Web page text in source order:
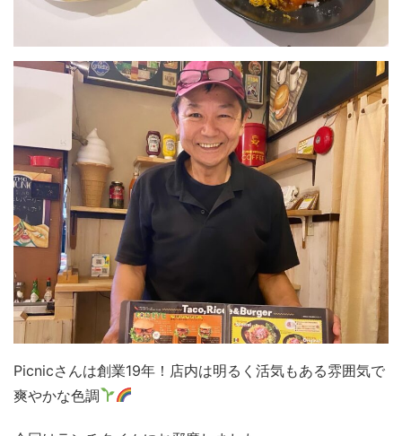
Picnicさんは創業19年！店内は明るく活気もある雰囲気で
爽やかな色調